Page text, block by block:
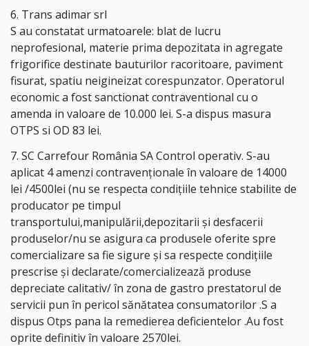
6. Trans adimar srl
S au constatat urmatoarele: blat de lucru
neprofesional, materie prima depozitata in agregate
frigorifice destinate bauturilor racoritoare, paviment
fisurat, spatiu neigineizat corespunzator. Operatorul
economic a fost sanctionat contraventional cu o
amenda in valoare de 10.000 lei. S-a dispus masura
OTPS si OD 83 lei.
7. SC Carrefour România SA Control operativ. S-au
aplicat 4 amenzi contravenționale în valoare de 14000
lei /4500lei (nu se respecta condițiile tehnice stabilite de
producator pe timpul
transportului,manipulării,depozitarii și desfacerii
produselor/nu se asigura ca produsele oferite spre
comercializare sa fie sigure și sa respecte condițiile
prescrise și declarate/comercializează produse
depreciate calitativ/ în zona de gastro prestatorul de
servicii pun în pericol sănătatea consumatorilor .S a
dispus Otps pana la remedierea deficientelor .Au fost
oprite definitiv în valoare 2570lei.